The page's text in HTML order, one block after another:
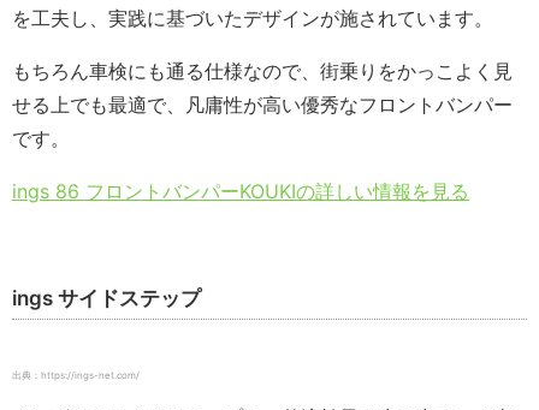
を工夫し、実践に基づいたデザインが施されています。
もちろん車検にも通る仕様なので、街乗りをかっこよく見
せる上でも最適で、凡庸性が高い優秀なフロントバンパー
です。
ings 86 フロントバンパーKOUKIの詳しい情報を見る
ings サイドステップ
出典：https://ings-net.com/